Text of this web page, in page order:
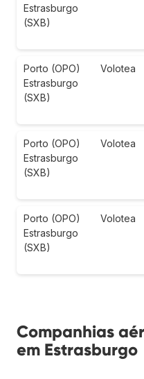
Estrasburgo
(SXB)
Porto (OPO)
Estrasburgo
(SXB)
Volotea
Porto (OPO)
Estrasburgo
(SXB)
Volotea
Porto (OPO)
Estrasburgo
(SXB)
Volotea
Companhias
em Estrasburgo